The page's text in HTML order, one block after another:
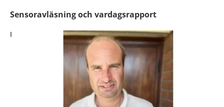
Sensoravläsning och vardagsrapport
I